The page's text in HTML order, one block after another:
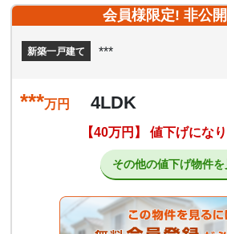
会員様限定! 非公
新築一戸建て ***
***万円 4LDK
【40万円】 値下げにな
その他の値下げ物件を